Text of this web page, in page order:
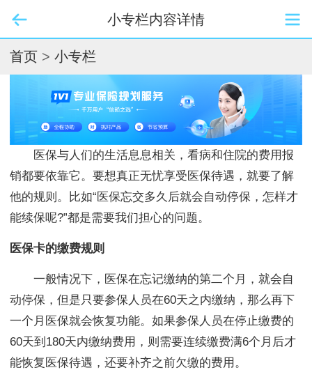
小专栏内容详情
首页 > 小专栏
医保与人们的生活息息相关，看病和住院的费用报
销都要依靠它。要想真正无忧享受医保待遇，就要了解
他的规则。比如“医保忘交多久后就会自动停保，怎样才
能续保呢?”都是需要我们担心的问题。
医保卡的缴费规则
一般情况下，医保在忘记缴纳的第二个月，就会自
动停保，但是只要参保人员在60天之内缴纳，那么再下
一个月医保就会恢复功能。如果参保人员在停止缴费的
60天到180天内缴纳费用，则需要连续缴费满6个月后才
能恢复医保待遇，还要补齐之前欠缴的费用。